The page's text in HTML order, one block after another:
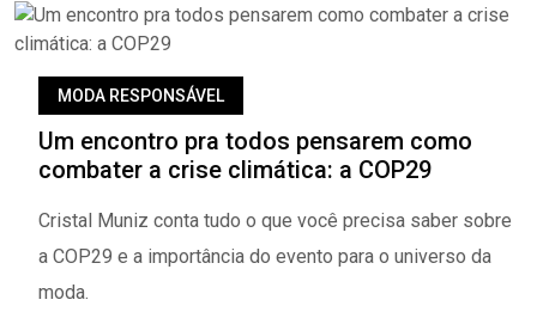
MODA RESPONSÁVEL
Um encontro pra todos pensarem como
combater a crise climática: a COP29
Cristal Muniz conta tudo o que você precisa saber sobre
a COP29 e a importância do evento para o universo da
moda.